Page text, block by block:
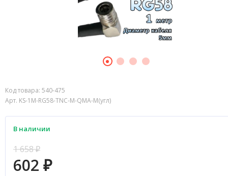
Код товара: 540-475
Арт. KS-1M-RG58-TNC-M-QMA-M(угл)
В наличии
1 658₽
602 ₽